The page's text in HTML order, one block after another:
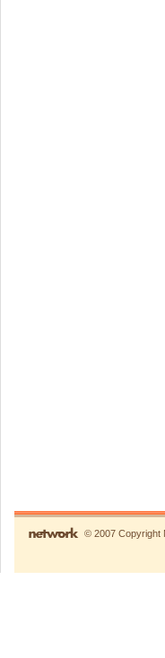
© 2007 Copyright